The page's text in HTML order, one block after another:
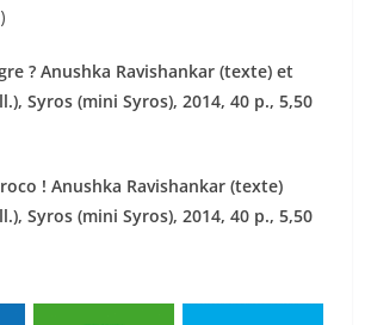
? Anushka Ravishankar (texte) et
Syros (mini Syros), 2014, 40 p., 5,50
! Anushka Ravishankar (texte)
Syros (mini Syros), 2014, 40 p., 5,50